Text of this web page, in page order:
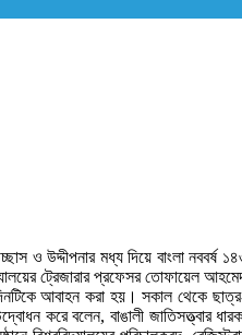
ও উদ্দীপনার মধ্য দিয়ে বাংলা
ট্রেজারার প্রফেসর তোফায়েল
আবাহন করা হয়। সকাল থেকে ছাত্র-
করে বলেন, বাঙালী জাতিসত্ত্বার